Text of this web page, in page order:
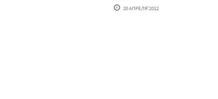
20 АПРЕЛЯ'2012